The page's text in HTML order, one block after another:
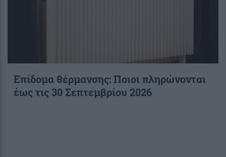
Επίδομα θέρμανσης: Ποιοι πληρώνονται
έως τις 30 Σεπτεμβρίου 2026